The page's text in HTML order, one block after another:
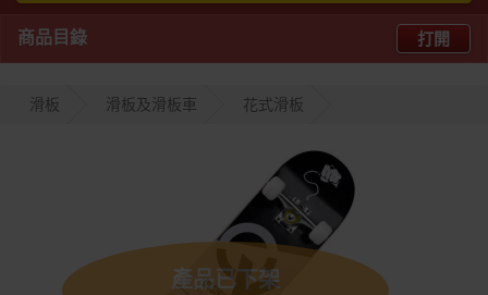
商品目錄 打開
滑板 滑板及滑板車 花式滑板
產品已下架